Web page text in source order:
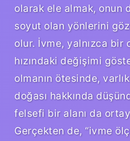
olarak ele almak, onun
soyut olan yönlerini
olur. İvme, yalnızca bir
hızındaki değişimi
olmanın ötesinde,
doğası hakkında
felsefi bir alanı da
Gerçekten de, “ivme